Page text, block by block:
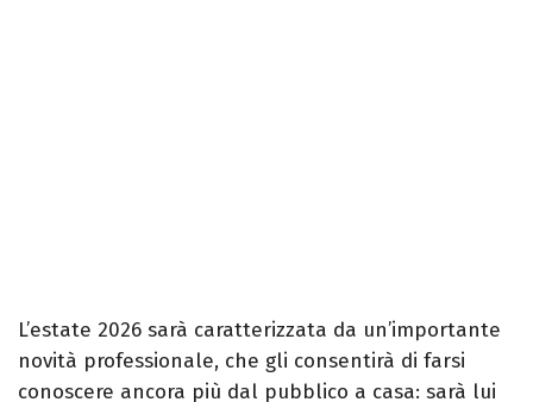
L’estate 2026 sarà caratterizzata da un’importante
novità professionale, che gli consentirà di farsi
conoscere ancora più dal pubblico a casa: sarà lui